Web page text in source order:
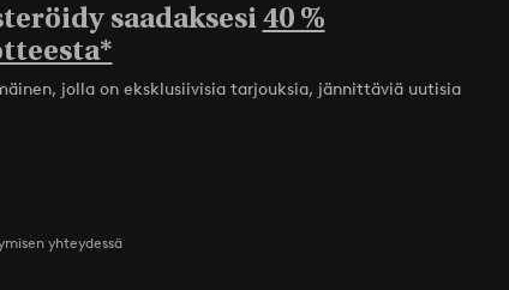
saadaksesi40 %
jolla on eksklusiivisia tarjouksia, jännittäviä uutisia
yhteydessä